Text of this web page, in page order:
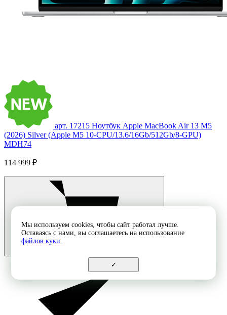
арт. 17215 Ноутбук Apple MacBook Air 13 M5
(2026) Silver (Apple M5 10-CPU/13.6/16Gb/512Gb/8-GPU)
MDH74
114 999 ₽
Мы используем cookies, чтобы сайт работал лучше.
Оставаясь с нами, вы соглашаетесь на использование
файлов куки.
✓